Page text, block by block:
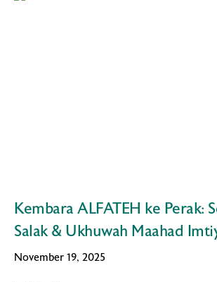
Kembara ALFATEH ke Perak:
Salak & Ukhuwah Maahad
November 19, 2025